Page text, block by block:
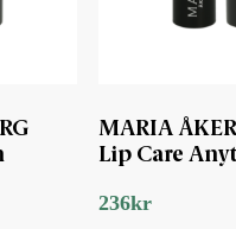
MARIA
Lip Care
236kr